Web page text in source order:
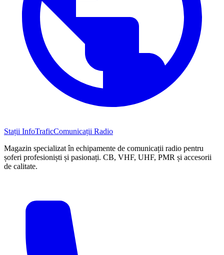
Stații InfoTraficComunicații Radio
Magazin specializat în echipamente de comunicații radio pentru
șoferi profesioniști și pasionați. CB, VHF, UHF, PMR și accesorii
de calitate.